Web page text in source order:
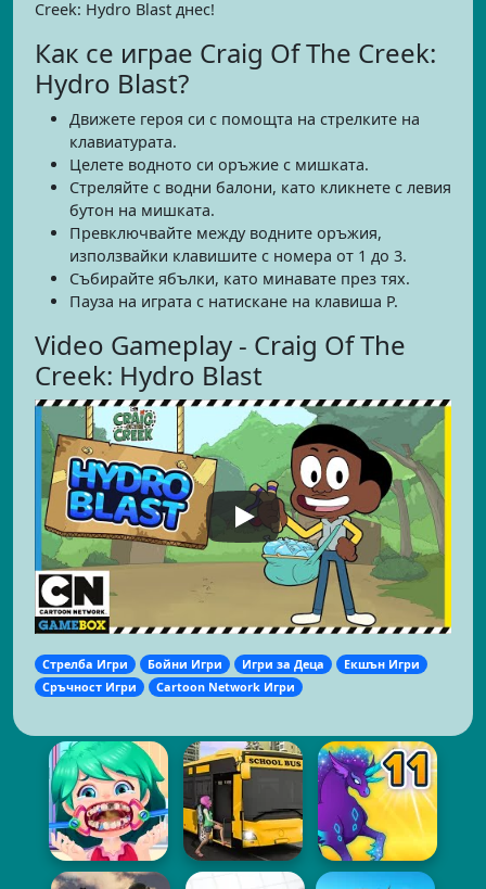
Creek: Hydro Blast днес!
Как се играе Craig Of The Creek:
Hydro Blast?
Движете героя си с помощта на стрелките на
клавиатурата.
Целете водното си оръжие с мишката.
Стреляйте с водни балони, като кликнете с левия
бутон на мишката.
Превключвайте между водните оръжия,
използвайки клавишите с номера от 1 до 3.
Събирайте ябълки, като минавате през тях.
Пауза на играта с натискане на клавиша P.
Video Gameplay - Craig Of The
Creek: Hydro Blast
Стрелба Игри Бойни Игри Игри за Деца
Екшън Игри
Сръчност Игри
Cartoon Network Игри